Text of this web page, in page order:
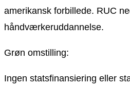
amerikansk forbillede. RUC
håndværkeruddannelse.
Grøn omstilling:
Ingen statsfinansiering eller